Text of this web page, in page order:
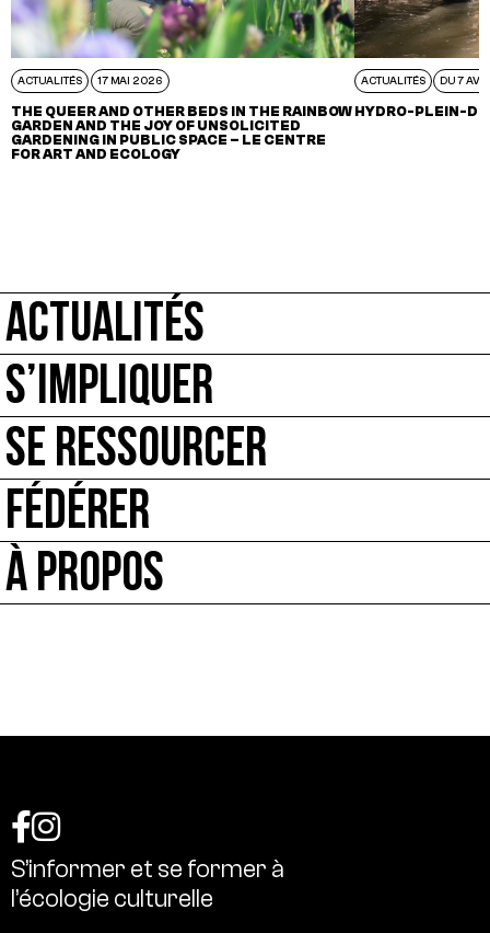
ACTUALITÉS 17 MAI 2026
THE QUEER AND OTHER BEDS IN THE RAINBOW
GARDEN AND THE JOY OF UNSOLICITED
GARDENING IN PUBLIC SPACE – LE CENTRE
FOR ART AND ECOLOGY
ACTUALITÉS DU 7
HYDRO-PLEIN-
ACTUALITÉS
S’IMPLIQUER
SE RESSOURCER
FÉDÉRER
À PROPOS
S’informer et se former à
l’écologie culturelle